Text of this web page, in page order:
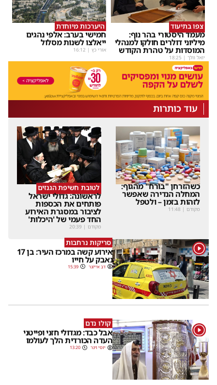
צפו בתיעוד
מעמד היסטורי בהר נוף:
מיליוני דולרים חולקו למנהלי
המוסדות על טהרת הקודש
יואל וולך |
18:25
היערכות מיוחדת
חמישי בערב: אלפי נהגים
ייאלצו לשנות מסלול
אורי כץ |
16:12
עוד כותרות
כשהזרחן "בורח" מהגוף:
המחלה הנדירה שאפשר
לזהות בזמן – ולטפל
מקודם |
11:48
לטובת חשיפת הגנזים
לראשונה: גדולי ישראל
פותחים את הכספות
לציבור במסגרת האירוע
החד פעמי של 'היכלות'
מקודם |
20:39
1 סריקות נרחבות
אירוע קשה במרכז העיר: בן 17
נאבק על חייו
דב אייזנר 15:39
1 קולו נדם
אבל כבד: מגדולי חזני ופייטני
העדה הכורדית הלך לעולמו
יוסי וינר 13:20